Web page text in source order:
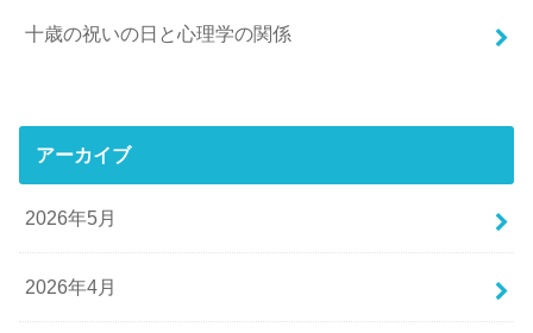
十歳の祝いの日と心理学の関係
アーカイブ
2026年5月
2026年4月